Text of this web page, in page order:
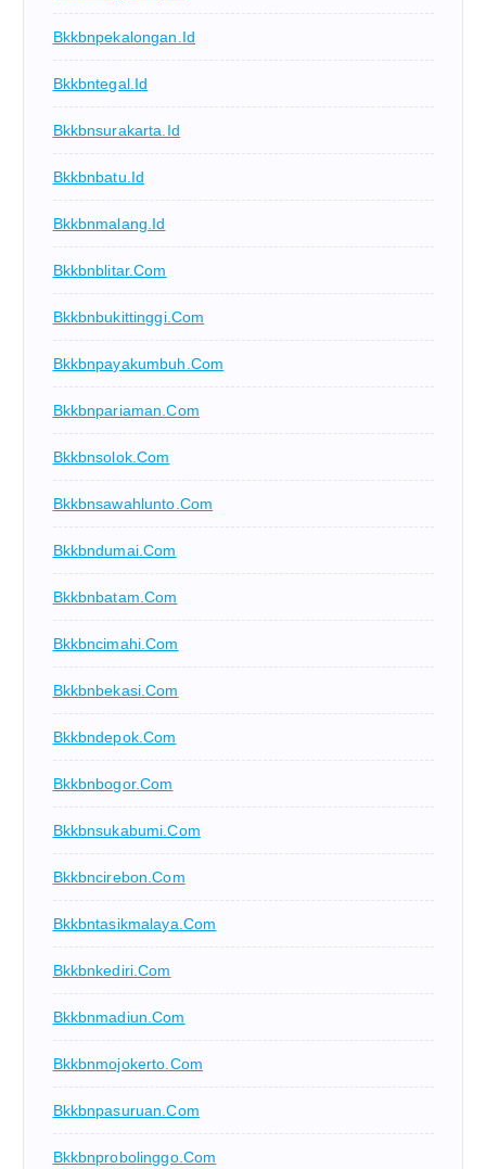
Bkkbnpekalongan.id
Bkkbntegal.id
Bkkbnsurakarta.id
Bkkbnbatu.id
Bkkbnmalang.id
Bkkbnblitar.com
Bkkbnbukittinggi.com
Bkkbnpayakumbuh.com
Bkkbnpariaman.com
Bkkbnsolok.com
Bkkbnsawahlunto.com
Bkkbndumai.com
Bkkbnbatam.com
Bkkbncimahi.com
Bkkbnbekasi.com
Bkkbndepok.com
Bkkbnbogor.com
Bkkbnsukabumi.com
Bkkbncirebon.com
Bkkbntasikmalaya.com
Bkkbnkediri.com
Bkkbnmadiun.com
Bkkbnmojokerto.com
Bkkbnpasuruan.com
Bkkbnprobolinggo.com